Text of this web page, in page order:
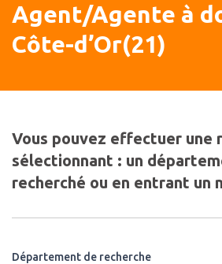
Agent/Agente à
Côte-d’Or(21)
Vous pouvez effectuer une
sélectionnant : un
recherché ou en entrant un
Département de recherche